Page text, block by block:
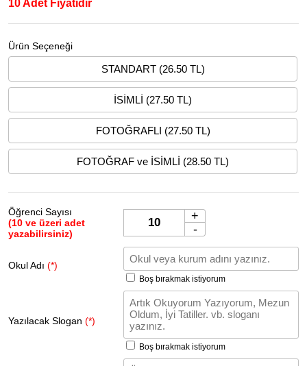
10 Adet Fiyatıdır
Ürün Seçeneği
STANDART (26.50 TL)
İSİMLİ (27.50 TL)
FOTOĞRAFLI (27.50 TL)
FOTOĞRAF ve İSİMLİ (28.50 TL)
Öğrenci Sayısı
(10 ve üzeri adet
yazabilirsiniz)
+
-
Okul Adı (*)
Boş bırakmak istiyorum
Yazılacak Slogan (*)
Boş bırakmak istiyorum